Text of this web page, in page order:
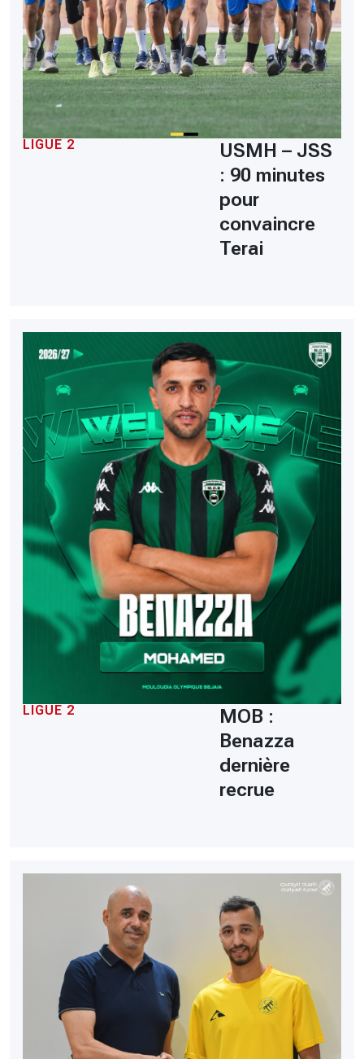
LIGUE 2
USMH – JSS
: 90 minutes
pour
convaincre
Terai
LIGUE 2
MOB :
Benazza
dernière
recrue